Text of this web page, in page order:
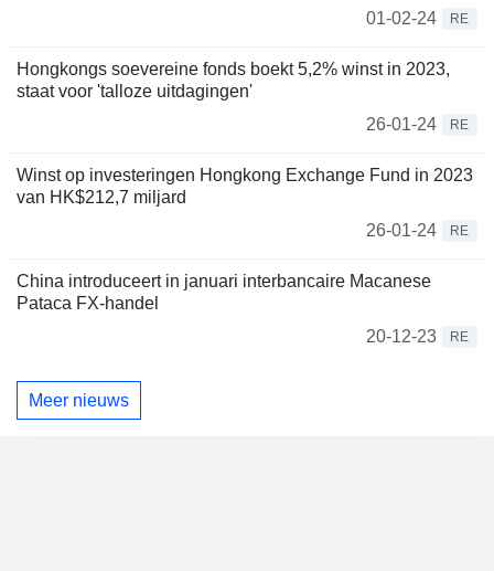
01-02-24
RE
Hongkongs soevereine fonds boekt 5,2% winst in 2023,
staat voor 'talloze uitdagingen'
26-01-24
RE
Winst op investeringen Hongkong Exchange Fund in 2023
van HK$212,7 miljard
26-01-24
RE
China introduceert in januari interbancaire Macanese
Pataca FX-handel
20-12-23
RE
Meer nieuws